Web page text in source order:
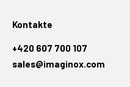
Kontakte
+420 607 700 107
sales@imaginox.com